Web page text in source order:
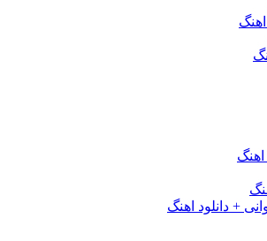
اهنگ
+ دانلود اهنگ